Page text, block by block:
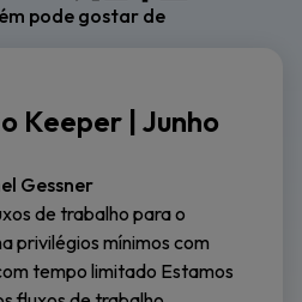
pode gostar de
Keeper | Junho
Gessner
de trabalho para o
privilégios mínimos com
tempo limitado Estamos